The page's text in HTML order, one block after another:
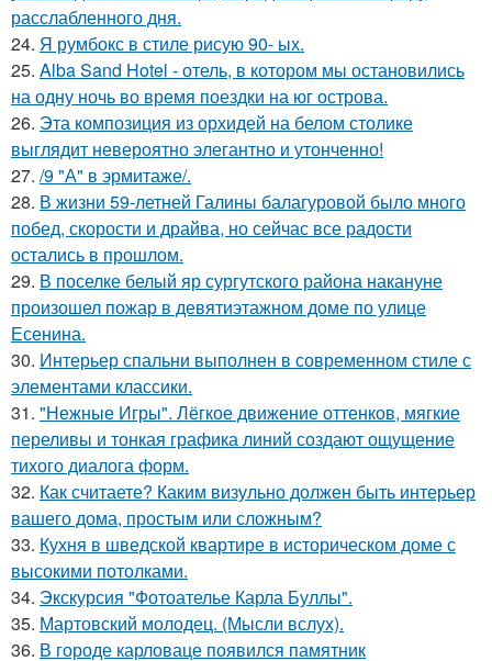
расслабленного дня.
24. Я румбокс в стиле рисую 90- ых.
25. Alba Sand Hotel - отель, в котором мы остановились
на одну ночь во время поездки на юг острова.
26. Эта композиция из орхидей на белом столике
выглядит невероятно элегантно и утонченно!
27. /9 "А" в эрмитаже/.
28. В жизни 59-летней Галины балагуровой было много
побед, скорости и драйва, но сейчас все радости
остались в прошлом.
29. В поселке белый яр сургутского района накануне
произошел пожар в девятиэтажном доме по улице
Есенина.
30. Интерьер спальни выполнен в современном стиле с
элементами классики.
31. "Нежные Игры". Лёгкое движение оттенков, мягкие
переливы и тонкая графика линий создают ощущение
тихого диалога форм.
32. Как считаете? Каким визульно должен быть интерьер
вашего дома, простым или сложным?
33. Кухня в шведской квартире в историческом доме с
высокими потолками.
34. Экскурсия "Фотоателье Карла Буллы".
35. Мартовский молодец. (Мысли вслух).
36. В городе карловаце появился памятник